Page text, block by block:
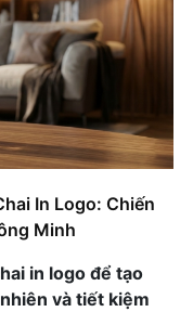
thành chiến
hợp tác toàn
Nhãn Riêng
Khách Hàng
– Công Cụ
Của Casa
Công Với
In Logo: Chiến
Minh
in logo để tạo
và tiết kiệm